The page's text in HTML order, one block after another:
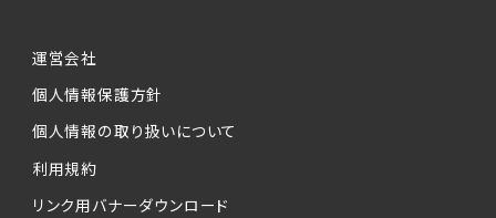
運営会社
個人情報保護方針
個人情報の取り扱いについて
利用規約
リンク用バナーダウンロード